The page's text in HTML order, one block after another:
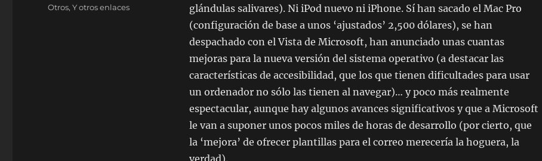
glándulas salivares). Ni iPod nuevo ni iPhone. Sí han sacado el Mac Pro
(configuración de base a unos ‘ajustados’ 2,500 dólares), se han
despachado con el Vista de Microsoft, han anunciado unas cuantas
mejoras para la nueva versión del sistema operativo (a destacar las
características de accesibilidad, que los que tienen dificultades para usar
un ordenador no sólo las tienen al navegar)… y poco más realmente
espectacular, aunque hay algunos avances significativos y que a Microsoft
le van a suponer unos pocos miles de horas de desarrollo (por cierto, que
la ‘mejora’ de ofrecer plantillas para el correo merecería la hoguera, la
verdad).
el
Categorías
Otros,Y otros enlaces